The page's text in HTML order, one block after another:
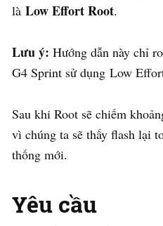
là Low Effort Root.
Lưu ý: Hướng dẫn này chỉ
G4 Sprint sử dụng Low
Sau khi Root sẽ chiếm
vì chúng ta sẽ thấy flash lại
thống mới.
Yêu cầu